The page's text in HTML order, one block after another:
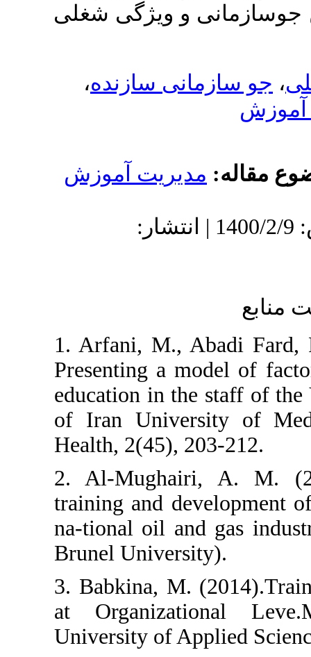
و ویژگی شغلی
سازنده،
آموزش
8/14 | پذیرش: 1400/2/9 | انتشار:
1. Arfani, M.,
Presenting a
education in
of Iran
Health, 2(45),
2. Al-
training and
na-tional oil
Brunel
3. Babkina, M.
at
University of